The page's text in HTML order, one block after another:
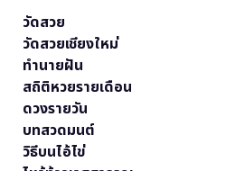
วัดสวย
วัดสวยเชียงใหม่
ทำนายฝัน
สถิติหวยรายเดือน
ดวงรายวัน
บทสวดมนต์
วิธีบนไอ้ไข่